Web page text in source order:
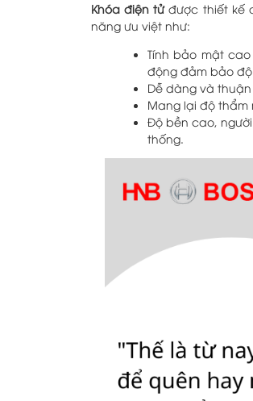
Khóa điện tửđược thiết kế
năng ưu việt như:
Tính bảo mật
động đảm bảo
Dễ dàng và
Mang lại độ thẩm
Độ bền cao,
thống.